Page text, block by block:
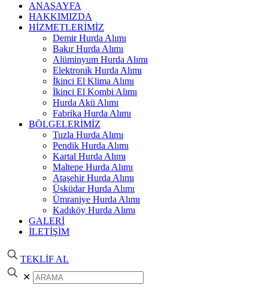
ANASAYFA
HAKKIMIZDA
HİZMETLERİMİZ
Demir Hurda Alımı
Bakır Hurda Alımı
Alüminyum Hurda Alımı
Elektronik Hurda Alımı
İkinci El Klima Alımı
İkinci El Kombi Alımı
Hurda Akü Alımı
Fabrika Hurda Alımı
BÖLGELERİMİZ
Tuzla Hurda Alımı
Pendik Hurda Alımı
Kartal Hurda Alımı
Maltepe Hurda Alımı
Ataşehir Hurda Alımı
Üsküdar Hurda Alımı
Ümraniye Hurda Alımı
Kadıköy Hurda Alımı
GALERİ
İLETİŞİM
TEKLİF AL
✕